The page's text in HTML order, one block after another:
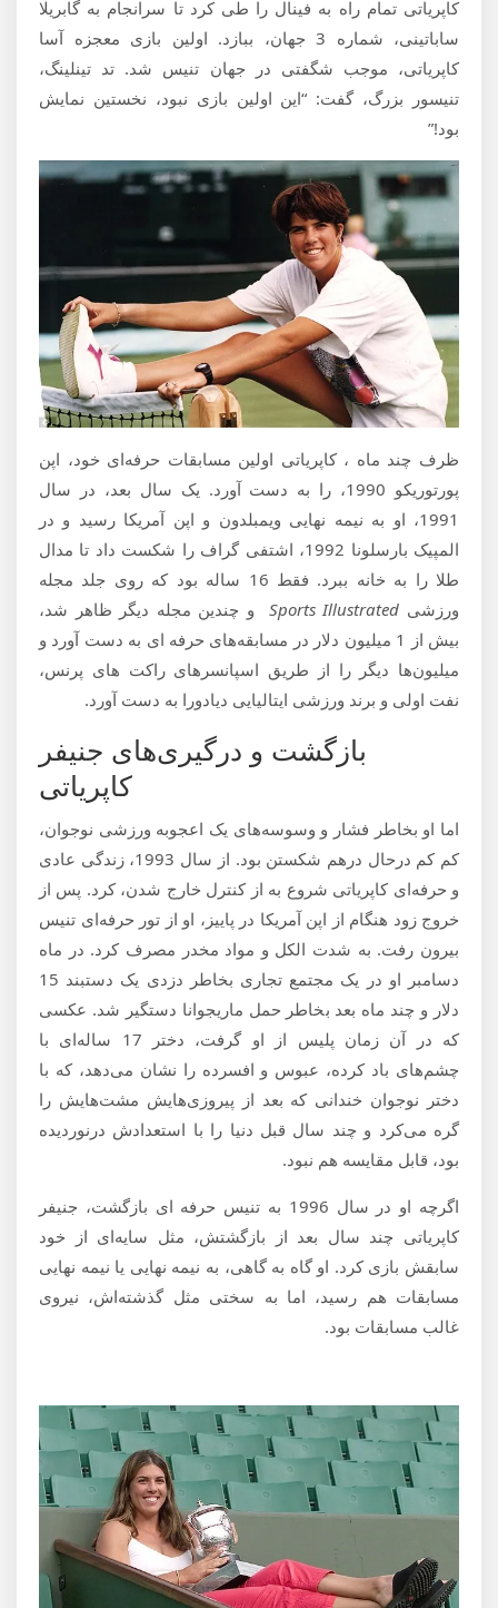
کاپریاتی تمام راه به فینال را طی کرد تا سرانجام به گابریلا
ساباتینی، شماره 3 جهان، ببازد. اولین بازی معجزه آسا
کاپریاتی، موجب شگفتی در جهان تنیس شد. تد تینلینگ،
تنیسور بزرگ، گفت: “این اولین بازی نبود، نخستین نمایش
بود!”
ظرف چند ماه ، کاپریاتی اولین مسابقات حرفه‌ای خود، اپن
پورتوریکو 1990، را به دست آورد. یک سال بعد، در سال
1991، او به نیمه نهایی ویمبلدون و اپن آمریکا رسید و در
المپیک بارسلونا 1992، اشتفی گراف را شکست داد تا مدال
طلا را به خانه ببرد. فقط 16 ساله بود که روی جلد مجله
ورزشی Sports Illustrated و چندین مجله دیگر ظاهر شد،
بیش از 1 میلیون دلار در مسابقه‌های حرفه ای به دست آورد و
میلیون‌ها دیگر را از طریق اسپانسر‌های راکت های پرنس،
نفت اولی و برند ورزشی ایتالیایی دیادورا به دست آورد.
بازگشت و درگیری‌های جنیفر
کاپریاتی
اما او بخاطر فشار و وسوسه‌های یک اعجوبه ورزشی نوجوان،
کم کم درحال درهم شکستن بود. از سال 1993، زندگی عادی
و حرفه‌ای کاپریاتی شروع به از کنترل خارج شدن، کرد. پس از
خروج زود هنگام از اپن آمریکا در پاییز، او از تور حرفه‌ای تنیس
بیرون رفت. به شدت الکل و مواد مخدر مصرف کرد. در ماه
دسامبر او در یک مجتمع تجاری بخاطر دزدی یک دستبند 15
دلار و چند ماه بعد بخاطر حمل ماریجوانا دستگیر شد. عکسی
که در آن زمان پلیس از او گرفت، دختر 17 ساله‌ای با
چشم‌های باد کرده، عبوس و افسرده را نشان می‌دهد، که با
دختر نوجوان خندانی که بعد از پیروزی‌هایش مشت‌هایش را
گره می‌کرد و چند سال قبل دنیا را با استعدادش درنوردیده
بود، قابل مقایسه هم نبود.
اگرچه او در سال 1996 به تنیس حرفه ای بازگشت، جنیفر
کاپریاتی چند سال بعد از بازگشتش، مثل سایه‌ای از خود
سابقش بازی کرد. او گاه به گاهی، به نیمه نهایی یا نیمه نهایی
مسابقات هم رسید، اما به سختی مثل گذشته‌اش، نیروی
غالب مسابقات بود.